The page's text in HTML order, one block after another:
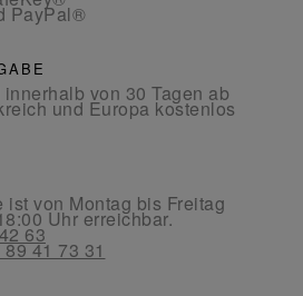
PayPal®
von 30 Tagen ab
und Europa kostenlos
von Montag bis Freitag
Uhr erreichbar.
63
41 73 31